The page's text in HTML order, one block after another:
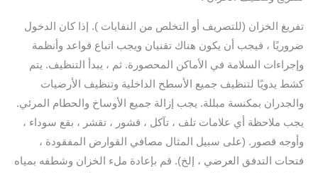
تفريغ الخزان (للتصريف أو التخلص من النفايات ). إذا كان الدخول
ضروريًا ، فيجب أن يكون هناك تقنيان ويجب اتباع قواعد وأنظمة
وإجراءات السلامة في الأماكن المحصورة. ثم ، يبدأ التنظيف. يتم
كشط يدويًا لتنظيف جميع الأسطح الداخلية وتنظيف الأرضيات
والجدران بمكنسة مبللة. يجب إزالة جميع الأوساخ والحطام المرئي.
يجب ملاحظة أي علامات تلف ، تآكل ، قشور ، تقشر ، بقع سوداء ،
وأوجه قصور. (على سبيل المثال مصافي القوارض المفقودة ،
فتحات التدفق العرضي ، إلخ). قم بإعادة ملء الخزان وشطفه بمياه